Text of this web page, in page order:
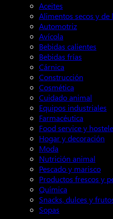
Aceites
Alimentos secos y de
Automotriz
Avícola
Bebidas calientes
Bebidas frías
Cárnica
Construcción
Cosmética
Cuidado animal
Equipos industriales
Farmacéutica
Food service y
Hogar y decoración
Moda
Nutrición animal
Pescado y marisco
Productos frescos y
Química
Snacks, dulces y
Sopas